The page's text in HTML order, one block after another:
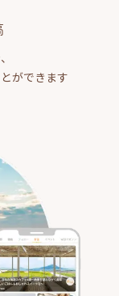
ができます